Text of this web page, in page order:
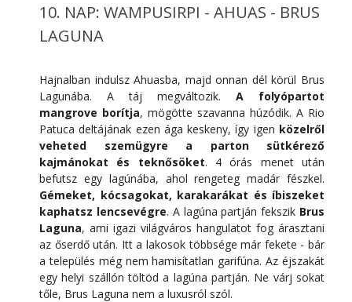
10. NAP: WAMPUSIRPI - AHUAS - BRUS
LAGUNA
Hajnalban indulsz Ahuasba, majd onnan dél körül Brus
Lagunába. A táj megváltozik. A folyópartot
mangrove borítja, mögötte szavanna húzódik. A Rio
Patuca deltájának ezen ága keskeny, így igen közelről
veheted szemügyre a parton sütkérező
kajmánokat és teknősöket. 4 órás menet után
befutsz egy lagúnába, ahol rengeteg madár fészkel.
Gémeket, kócsagokat, karakarákat és íbiszeket
kaphatsz lencsevégre. A lagúna partján fekszik Brus
Laguna, ami igazi világváros hangulatot fog árasztani
az őserdő után. Itt a lakosok többsége már fekete - bár
a település még nem hamisítatlan garifúna. Az éjszakát
egy helyi szállón töltöd a lagúna partján. Ne várj sokat
tőle, Brus Laguna nem a luxusról szól.